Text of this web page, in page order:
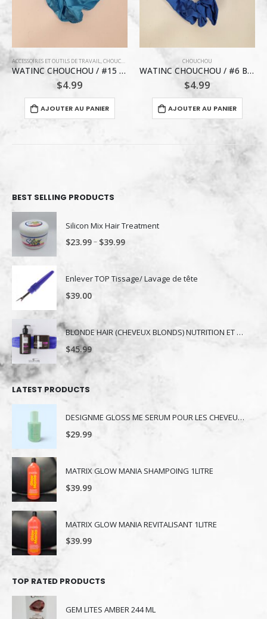
COIFFURE CHOUCHOU
WATINC CHOUCHOU / #6 BLEU SAPHIR RETRO
$4.99
AJOUTER AU PANIER
CHOUCHOU
WATINC CHOUCHOU / #27 MISSY
$4.99
AJOUTER AU PANIER
BEST SELLING PRODUCTS
Silicon Mix Hair Treatment
$23.99– $39.99
Enlever TOP Tissage/ Lavage de tête
$39.00
BLONDE HAIR (CHEVEUX BLONDS) NUTRITION ET NUANCE
$45.99
LATEST PRODUCTS
DESIGNME GLOSS ME SERUM POUR LES CHEVEUX 80ML
$29.99
MATRIX GLOW MANIA SHAMPOING 1LITRE
$39.99
MATRIX GLOW MANIA REVITALISANT 1LITRE
$39.99
TOP RATED PRODUCTS
GEM LITES AMBER 244 ML